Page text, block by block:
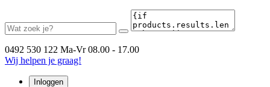
0492 530 122 Ma-Vr 08.00 - 17.00
Wij helpen je graag!
Inloggen